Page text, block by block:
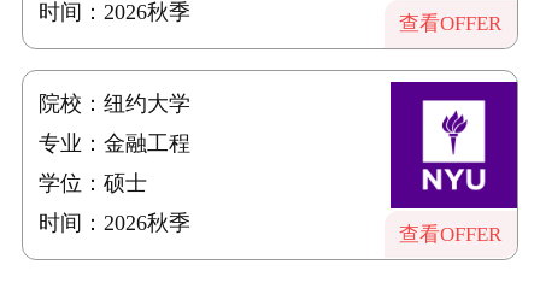
时间：2026秋季
查看OFFER
院校：纽约大学
专业：金融工程
学位：硕士
时间：2026秋季
查看OFFER